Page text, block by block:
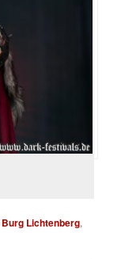
Burg Lichtenberg,